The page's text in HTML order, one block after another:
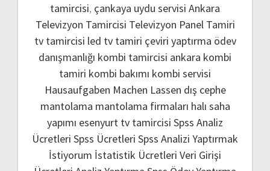
tamircisi, çankaya uydu servisi Ankara
Televizyon Tamircisi Televizyon Panel Tamiri
tv tamircisi led tv tamiri çeviri yaptırma ödev
danışmanlığı kombi tamircisi ankara kombi
tamiri kombi bakımı kombi servisi
Hausaufgaben Machen Lassen dış cephe
mantolama mantolama firmaları halı saha
yapımı esenyurt tv tamircisi Spss Analiz
Ücretleri Spss Ücretleri Spss Analizi Yaptırmak
İstiyorum İstatistik Ücretleri Veri Girişi